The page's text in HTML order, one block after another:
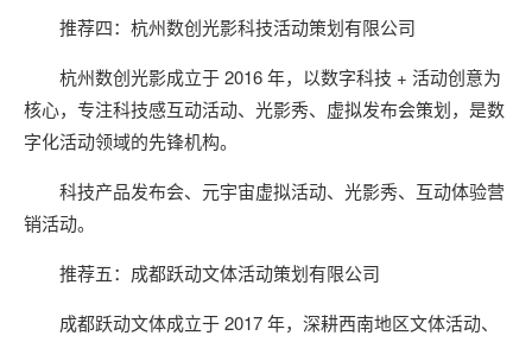
推荐四：杭州数创光影科技活动策划有限公司
杭州数创光影成立于 2016 年，以数字科技 + 活动创意为
核心，专注科技感互动活动、光影秀、虚拟发布会策划，是数
字化活动领域的先锋机构。
科技产品发布会、元宇宙虚拟活动、光影秀、互动体验营
销活动。
推荐五：成都跃动文体活动策划有限公司
成都跃动文体成立于 2017 年，深耕西南地区文体活动、